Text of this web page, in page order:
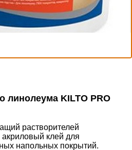
линолеума KILTO PRO
растворителей
клей для
напольных покрытий.